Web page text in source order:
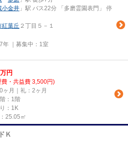
小金井 」駅 バス22分 「多磨霊園表門」 停
紅葉丘 ２丁目５－１
｜募集中： 1室
万円
費・共益費 3,500円)
ヶ月｜礼：2ヶ月
：1階
：1K
25.05㎡
Ｋ